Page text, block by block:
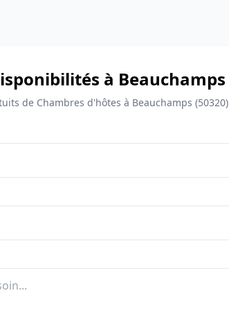
à Beauchamps
de Chambres d'hôtes à Beauchamps (50320)